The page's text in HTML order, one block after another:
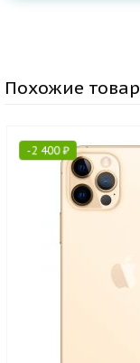
Похожие
-2 400₽